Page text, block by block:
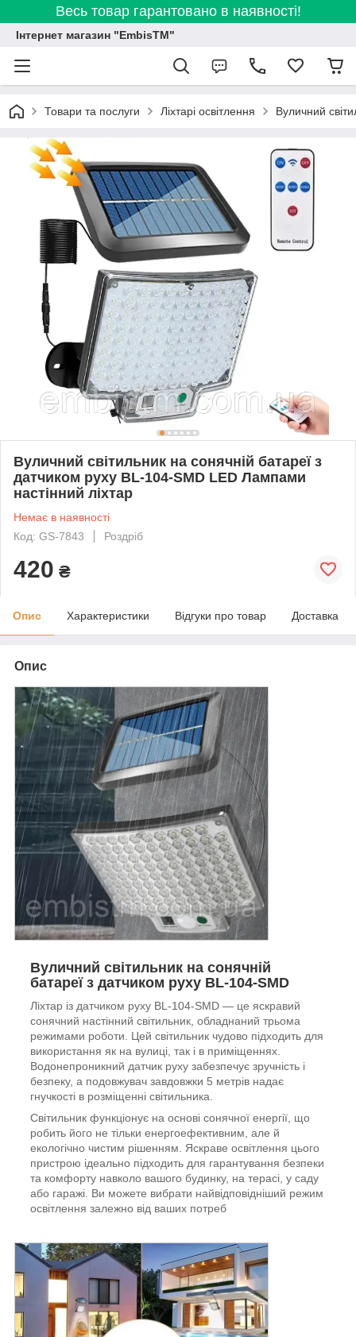
Весь товар гарантовано в наявності!
Інтернет магазин "EmbisTM"
Товари та послуги Ліхтарі освітлення Вуличний
Вуличний світильник на сонячній батареї з
датчиком руху BL-104-SMD LED Лампами
настінний ліхтар
Немає в наявності
Код: GS-7843
Роздріб
420 ₴
Опис Характеристики Відгуки про товар Доставка
Опис
Вуличний світильник на сонячній
батареї з датчиком руху BL-104-SMD
Ліхтар із датчиком руху BL-104-SMD — це яскравий
сонячний настінний світильник, обладнаний трьома
режимами роботи. Цей світильник чудово підходить для
використання як на вулиці, так і в приміщеннях.
Водонепроникний датчик руху забезпечує зручність і
безпеку, а подовжувач завдовжки 5 метрів надає
гнучкості в розміщенні світильника.
Світильник функціонує на основі сонячної енергії, що
робить його не тільки енергоефективним, але й
екологічно чистим рішенням. Яскраве освітлення цього
пристрою ідеально підходить для гарантування безпеки
та комфорту навколо вашого будинку, на терасі, у саду
або гаражі. Ви можете вибрати найвідповідніший режим
освітлення залежно від ваших потреб